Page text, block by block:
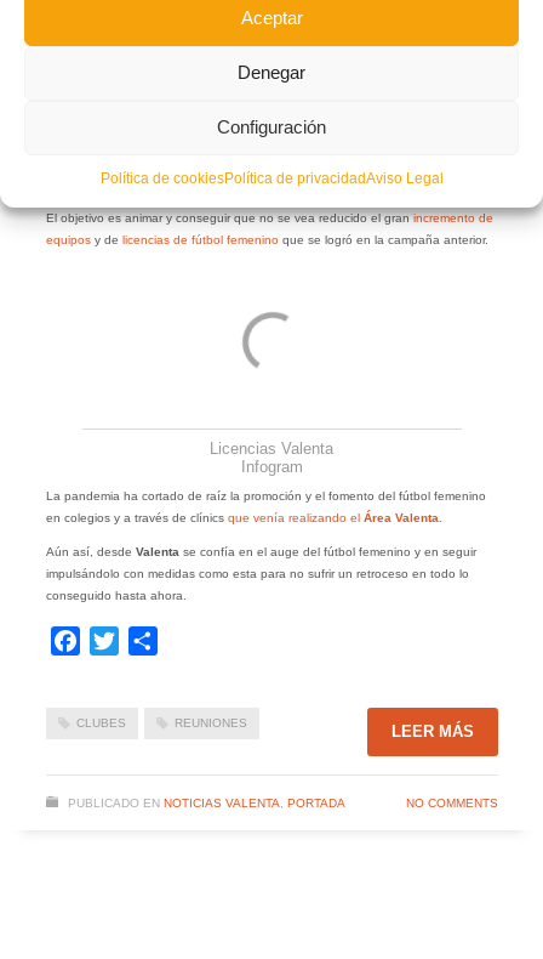
Aceptar
Denegar
Configuración
Política de cookiesPolítica de privacidadAviso Legal
Este viernes ya se han concluido todas las entrevistas con clubes de la
provincia deCastellóny la semana que viene se inician las entrevistas con
una temporada atípica debido a la crisis de laCOVID-19.
El objetivo es animar y conseguir que no se vea reducido el granincremento de
equipos y de licencias de fútbol femenino que se logró en la campaña anterior.
Licencias Valenta
Infogram
La pandemia ha cortado de raíz la promoción y el fomento del fútbol femenino
en colegios y a través de clínics que venía realizando el Área Valenta.
Aún así, desde Valenta se confía en el auge del fútbol femenino y en seguir
impulsándolo con medidas como esta para no sufrir un retroceso en todo lo
conseguido hasta ahora.
Facebook
Twitter
CLUBES REUNIONES LEER MÁS
PUBLICADO EN NOTICIAS VALENTA PORTADA NO COMMENTS